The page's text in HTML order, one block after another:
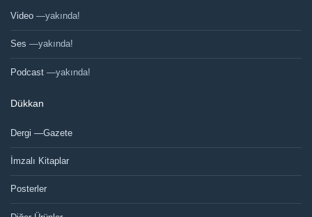
Video —yakında!
Ses —yakında!
Podcast —yakında!
Dükkan
Dergi —Gazete
İmzalı Kitaplar
Posterler